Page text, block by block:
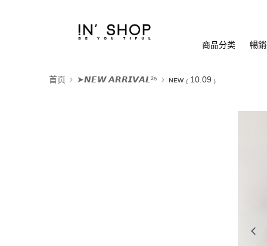
商品分类 暢
首页 ➤𝙉𝙀𝙒 𝘼𝙍𝙍𝙄𝙑𝘼𝙇²⁵ ɴᴇᴡ ₍ 10.09 ₎